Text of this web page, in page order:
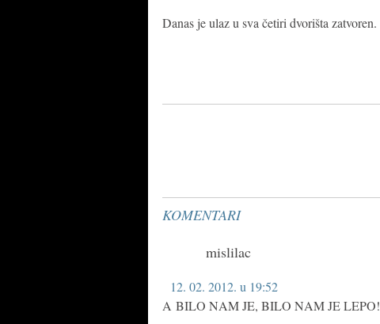
Danas je ulaz u sva četiri dvorišta zatvoren.
KOMENTARI
mislilac
12. 02. 2012. u 19:52
A BILO NAM JE, BILO NAM JE LEPO!